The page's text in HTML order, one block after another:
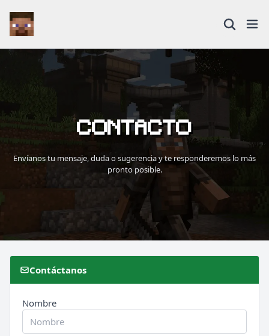
⭐ SERVIDORES DESTACADOS
SURVIVAL
DESTACADO
EnchantedCraft DESTACADO
🎮 MODALIDADES POPULARES
CONTACTO
Envíanos tu mensaje, duda o sugerencia y te responderemos lo más
pronto posible.
Contáctanos
Nombre